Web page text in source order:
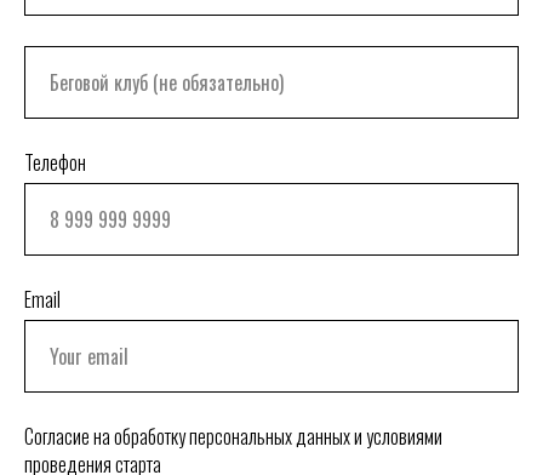
Телефон
Email
Согласие на обработку персональных данных и условиями
проведения старта